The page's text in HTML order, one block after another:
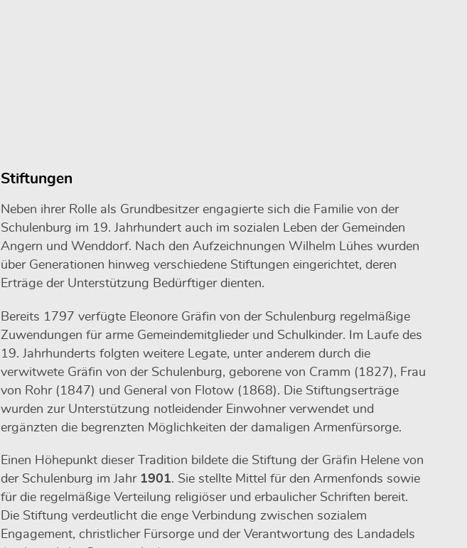
Stiftungen
Neben ihrer Rolle als Grundbesitzer engagierte sich die Familie von der
Schulenburg im 19. Jahrhundert auch im sozialen Leben der Gemeinden
Angern und Wenddorf. Nach den Aufzeichnungen Wilhelm Lühes wurden
über Generationen hinweg verschiedene Stiftungen eingerichtet, deren
Erträge der Unterstützung Bedürftiger dienten.
Bereits 1797 verfügte Eleonore Gräfin von der Schulenburg regelmäßige
Zuwendungen für arme Gemeindemitglieder und Schulkinder. Im Laufe des
19. Jahrhunderts folgten weitere Legate, unter anderem durch die
verwitwete Gräfin von der Schulenburg, geborene von Cramm (1827), Frau
von Rohr (1847) und General von Flotow (1868). Die Stiftungserträge
wurden zur Unterstützung notleidender Einwohner verwendet und
ergänzten die begrenzten Möglichkeiten der damaligen Armenfürsorge.
Einen Höhepunkt dieser Tradition bildete die Stiftung der Gräfin Helene von
der Schulenburg im Jahr 1901. Sie stellte Mittel für den Armenfonds sowie
für die regelmäßige Verteilung religiöser und erbaulicher Schriften bereit.
Die Stiftung verdeutlicht die enge Verbindung zwischen sozialem
Engagement, christlicher Fürsorge und der Verantwortung des Landadels